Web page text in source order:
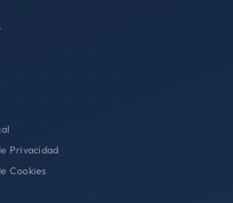
Privacidad
Cookies